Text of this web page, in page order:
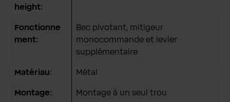
height:
Fonctionne
ment:
Bec pivotant, mitigeur
monocommande et levier
supplémentaire
Matériau: Métal
Montage: Montage à un seul trou